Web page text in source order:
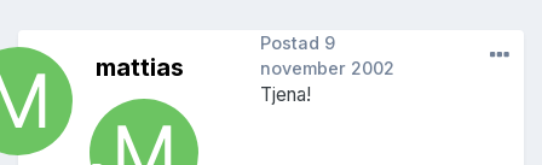
mattias
Postad 9
november 2002
Tjena!